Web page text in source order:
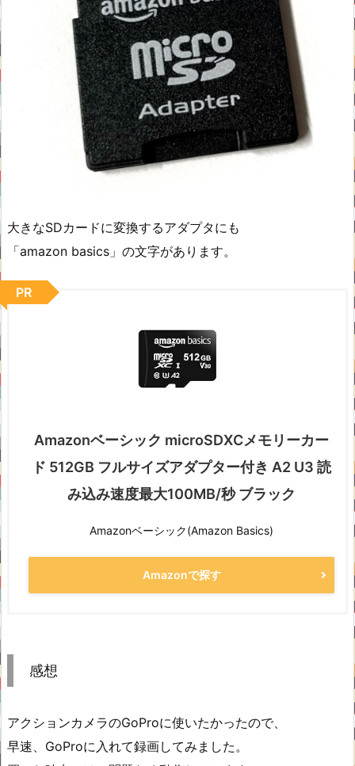
大きなSDカードに変換するアダプタにも
「amazon basics」の文字があります。
Amazonベーシック microSDXCメモリーカー
ド 512GB フルサイズアダプター付き A2 U3 読
み込み速度最大100MB/秒 ブラック
Amazonベーシック(Amazon Basics)
Amazonで探す
PR
感想
アクションカメラのGoProに使いたかったので、
早速、GoProに入れて録画してみました。